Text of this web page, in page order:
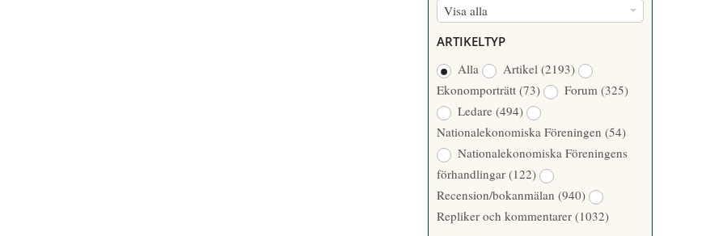
M
/
Å
R
Visa alla
R
F
A
T
T
A
R
E
ARTIKELTYP
Alla
Artikel (2193)
Ekonomporträtt (73) Forum (325)
Ledare (494)
Nationalekonomiska Föreningen (54)
Nationalekonomiska Föreningens
förhandlingar (122)
Recension/bokanmälan (940)
Repliker och kommentarer (1032)